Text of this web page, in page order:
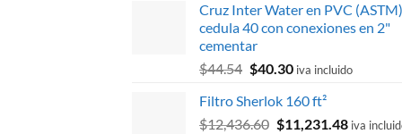
original
era:
$10.65.
actual
es:
Cruz Inter Water en PVC (ASTM)
cedula 40 con conexiones en 2"
cementar
$44.54 El
original
era:
$40.30El
actual
es:
iva incluido
Filtro Sherlok 160 ft²
$12,436.60 El
$11,231.48Eliva